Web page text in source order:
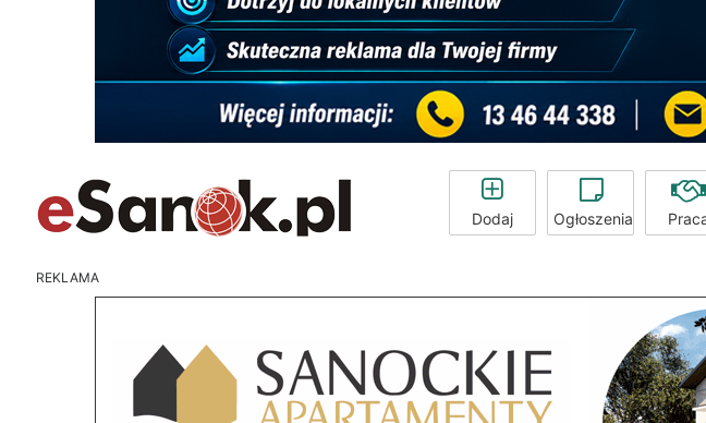
Dodaj Ogłoszenia
REKLAMA